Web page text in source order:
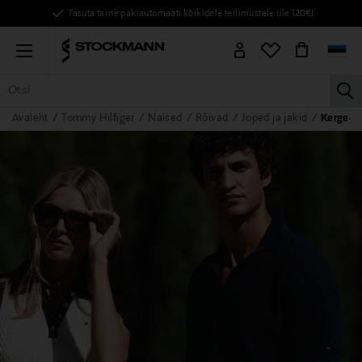
Tasuta tarne pakiautomaati kõikidele tellimustele üle 120€!
Menu
KÕIK TOOTED NAISED MEHED LAPSED KODU
Avaleht Tommy Hilfiger Naised Rõivad Joped ja jakid Kerged